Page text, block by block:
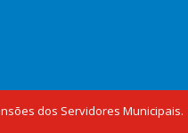
dos Servidores Municipais.